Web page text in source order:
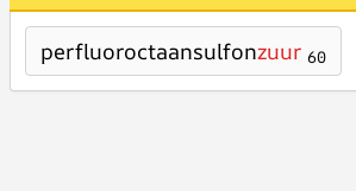
perfluoroctaansulfonzuur 60